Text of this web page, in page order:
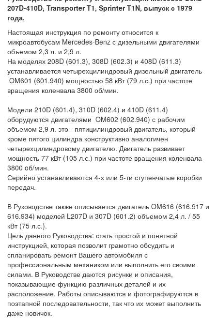
207D-410D, Transporter T1, Sprinter T1N, выпуск с 1979
года.
Настоящая инструкция по ремонту относится к
микроавтобусам Mercedes-Benz с дизельными двигателями
объемом 2,3 л. и 2,9 л.
На моделях 208D (601.3), 308D (602.3) и 408D (611.3)
устанавливается четырехцилиндровый дизельный двигатель
OM601 (601.940) мощностью 58 кВт (79 л.с.) при частоте
вращения коленвала 3800 об/мин.
Модели 210D (601.4), 310D (602.4) и 410D (611.4)
оборудуются двигателями OM602 (602.940) с рабочим
объемом 2,9 л. это - пятицилиндровый двигатель, который
кроме пятого цилиндра конструктивно аналогичен
четырехцилиндровому двигателю. Двигатель развивает
мощность 77 кВт (105 л.с.) при частоте вращения коленвала
3800 oб/мин.
Серийно устанавливаются 4-х или 5-ти ступенчатые коробки
передач.
В Руководстве также описывается двигатель OM616 (616.917 и
616.934) моделей L207D и 307D (601.2) объемом 2,4 л. / 55
кВт (75 л.с.).
Цель данного Руководства: стать простой и понятной
инструкцией, которая позволит грамотно обсудить и
спланировать ремонт Вашего автомобиля с
профессиональным механиком или выполнить его своими
силами. В Руководстве даются рисунки и описания,
показывающие функцию различных деталей и их
расположение. Работы описываются и фотографируются в
поэтапной последовательности, так что их может выполнить
даже новичок.